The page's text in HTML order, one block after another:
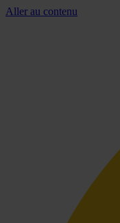
Aller au contenu